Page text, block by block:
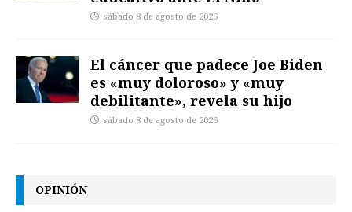
sábado 8 de agosto de 2026
El cáncer que padece Joe Biden
es «muy doloroso» y «muy
debilitante», revela su hijo
sábado 8 de agosto de 2026
OPINIÓN